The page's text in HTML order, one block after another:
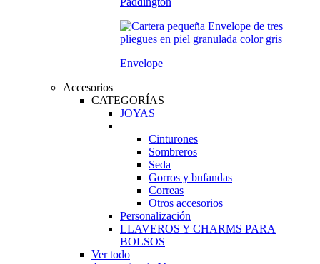
Envelope
Accesorios
CATEGORÍAS
JOYAS
Cinturones
Sombreros
Seda
Gorros y bufandas
Correas
Otros accesorios
Personalización
LLAVEROS Y CHARMS PARA
BOLSOS
Ver todo